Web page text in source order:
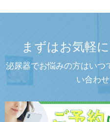
まずはお気軽
泌尿器でお悩みの方はいつ
い合わ